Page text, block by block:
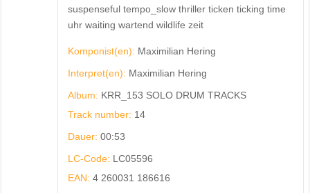
suspenseful tempo_slow thriller ticken ticking time
uhr waiting wartend wildlife zeit
Komponist(en): Maximilian Hering
Interpret(en): Maximilian Hering
Album: KRR_153 SOLO DRUM TRACKS
Track number: 14
Dauer: 00:53
LC-Code: LC05596
EAN: 4 260031 186616